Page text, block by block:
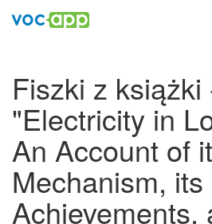
Fiszki z książki
"Electricity in
An Account of
Mechanism, its
Achievements,